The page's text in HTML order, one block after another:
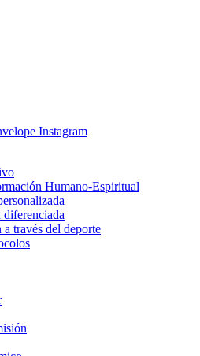
Instagram
Humano-Espiritual
través del deporte